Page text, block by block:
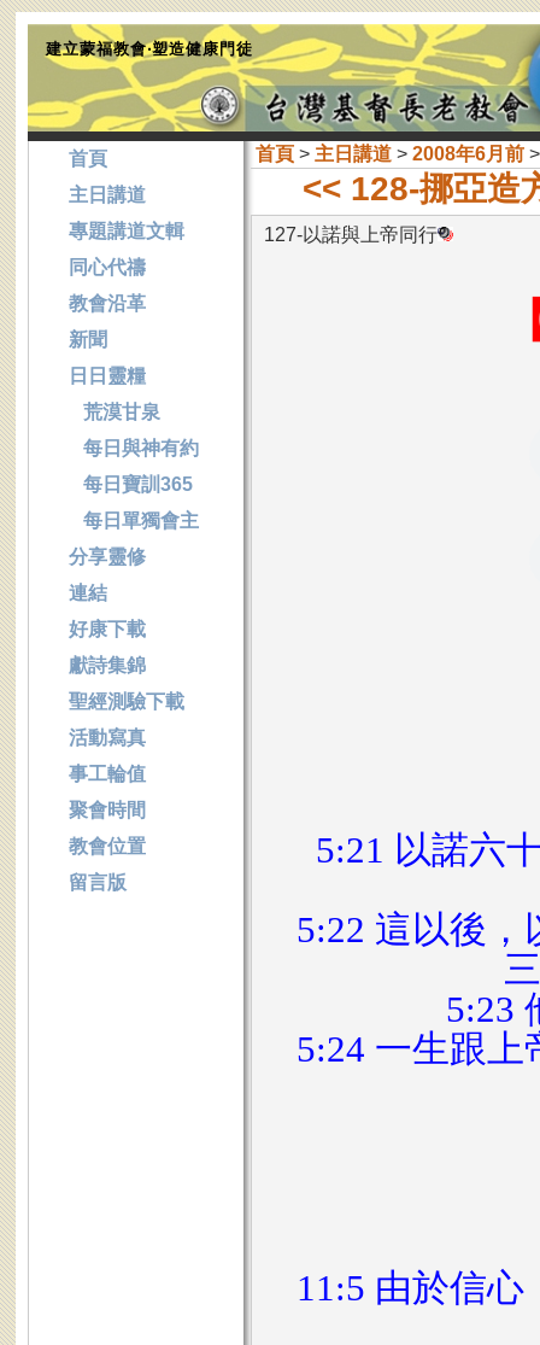
建立蒙福教會‧塑造健康門徒
首頁> 主日講道> 2008年6月前>
<< 128-挪亞造
127-以諾與上帝同行
5:21 以諾六
5:22 這以後
5:23
5:24 一生跟
11:5 由於信
首頁
主日講道
專題講道文輯
同心代禱
教會沿革
新聞
日日靈糧
荒漠甘泉
每日與神有約
每日寶訓365
每日單獨會主
分享靈修
連結
好康下載
獻詩集錦
聖經測驗下載
活動寫真
事工輪值
聚會時間
教會位置
留言版